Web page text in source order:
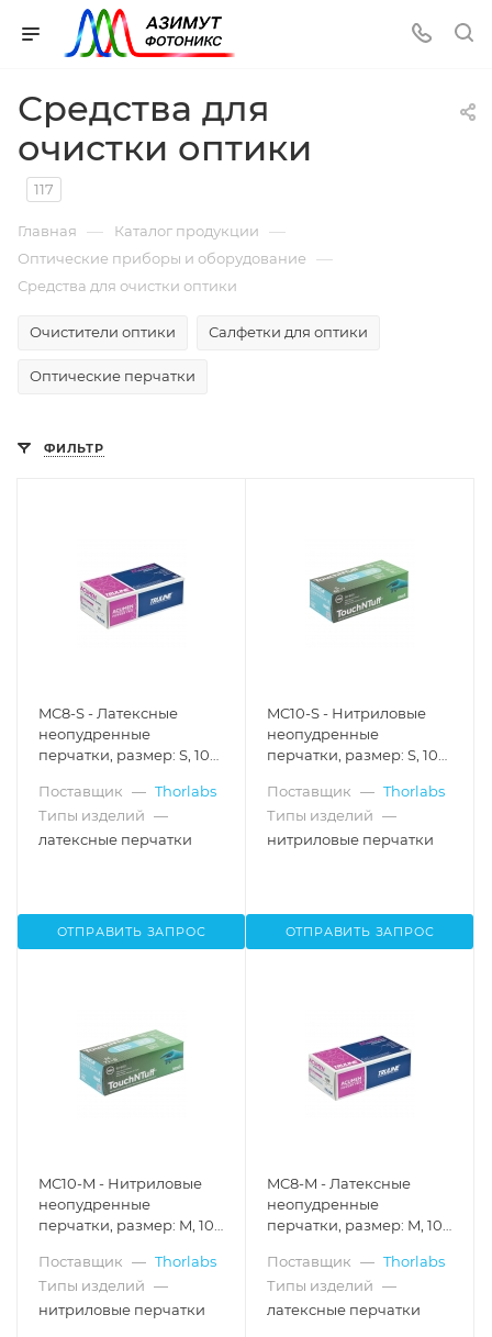
Средства для
очистки оптики
117
Главная — Каталог продукции —
Оптические приборы и оборудование —
Средства для очистки оптики
Очистители оптики Салфетки для оптики
Оптические перчатки
ФИЛЬТР
MC8-S - Латексные
неопудренные
перчатки, размер: S, 100
Поставщик — Thorlabs
Типы изделий —
латексные перчатки
ОТПРАВИТЬ ЗАПРОС
MC10-S - Нитриловые
неопудренные
перчатки, размер: S, 100
Поставщик — Thorlabs
Типы изделий —
нитриловые перчатки
ОТПРАВИТЬ ЗАПРОС
MC10-M - Нитриловые
неопудренные
перчатки, размер: M, 100
Поставщик — Thorlabs
Типы изделий —
нитриловые перчатки
MC8-M - Латексные
неопудренные
перчатки, размер: M, 100
Поставщик — Thorlabs
Типы изделий —
латексные перчатки